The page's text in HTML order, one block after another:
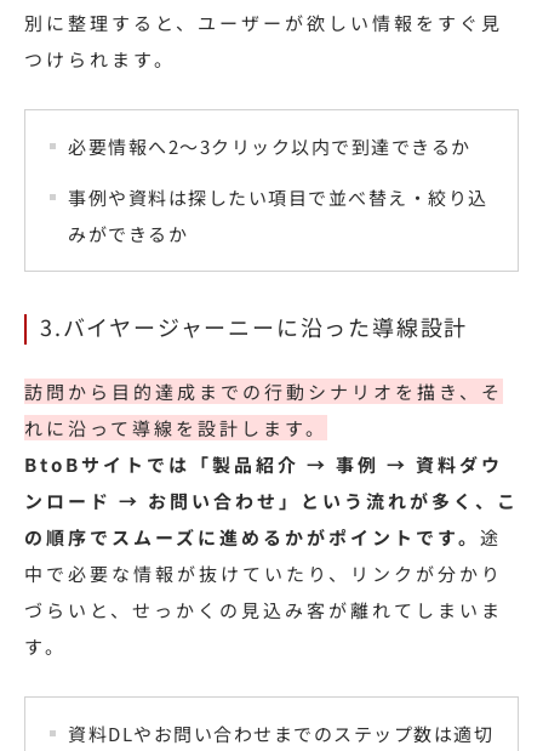
別に整理すると、ユーザーが欲しい情報をすぐ見
つけられます。
必要情報へ2〜3クリック以内で到達できるか
事例や資料は探したい項目で並べ替え・絞り込
みができるか
3.バイヤージャーニーに沿った導線設計
訪問から目的達成までの行動シナリオを描き、そ
れに沿って導線を設計します。
BtoBサイトでは「製品紹介 → 事例 → 資料ダウ
ンロード → お問い合わせ」という流れが多く、こ
の順序でスムーズに進めるかがポイントです。 途
中で必要な情報が抜けていたり、リンクが分かり
づらいと、せっかくの見込み客が離れてしまいま
す。
資料DLやお問い合わせまでのステップ数は適切